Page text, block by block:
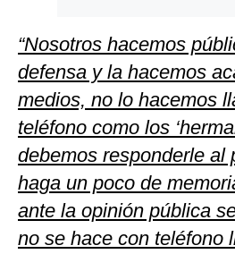
“Nosotros hacemos
defensa y la hacemos
medios, no lo hacemos
teléfono como los
debemos responderle al
haga un poco de
ante la opinión pública
no se hace con teléfono